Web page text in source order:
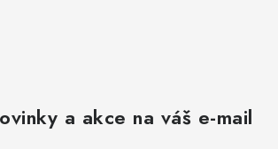
a akce na váš e-mail